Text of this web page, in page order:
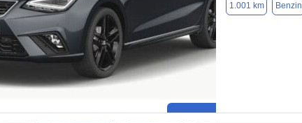
1.001 km Benzin